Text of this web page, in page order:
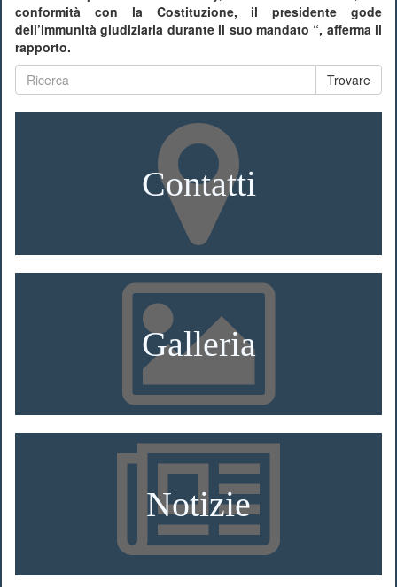
conformità con la Costituzione, il presidente gode
dell’immunità giudiziaria durante il suo mandato “, afferma il
rapporto.
Trovare
Contatti
Galleria
Notizie